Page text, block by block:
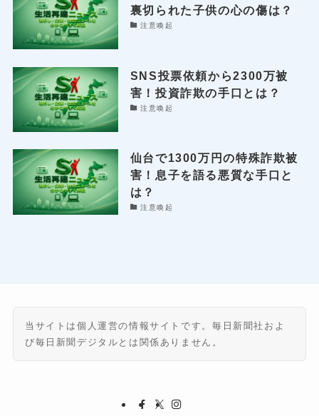
裏切られた子供の心の傷は？
注意喚起
SNS投票依頼から2300万被
害！投資詐欺の手口とは？
注意喚起
仙台で1300万円の特殊詐欺被
害！息子を語る悪質な手口と
は？
注意喚起
当サイトは個人運営の情報サイトです。毎日新聞社およ
び毎日新聞デジタルとは関係ありません。